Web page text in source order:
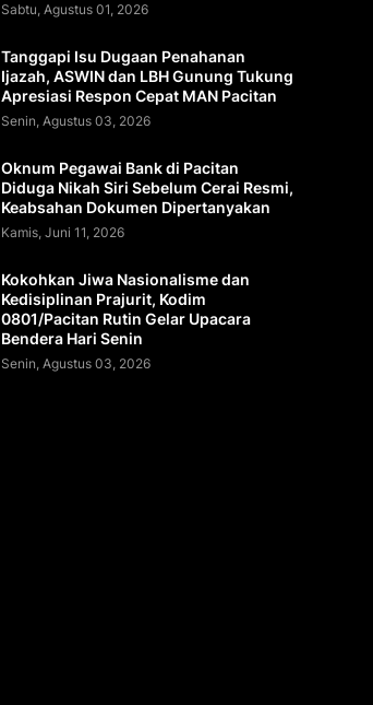
Sabtu, Agustus 01, 2026
Tanggapi Isu Dugaan Penahanan
Ijazah, ASWIN dan LBH Gunung Tukung
Apresiasi Respon Cepat MAN Pacitan
Senin, Agustus 03, 2026
Oknum Pegawai Bank di Pacitan
Diduga Nikah Siri Sebelum Cerai Resmi,
Keabsahan Dokumen Dipertanyakan
Kamis, Juni 11, 2026
Kokohkan Jiwa Nasionalisme dan
Kedisiplinan Prajurit, Kodim
0801/Pacitan Rutin Gelar Upacara
Bendera Hari Senin
Senin, Agustus 03, 2026